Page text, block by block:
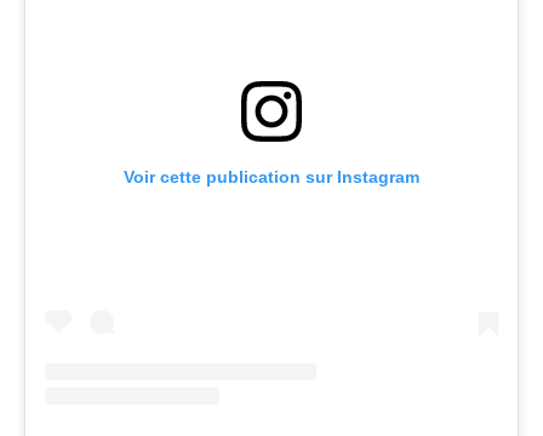
Voir cette publication sur Instagram